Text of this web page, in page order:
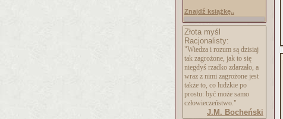
Znajdź książkę..
Złota myśl
Racjonalisty:
"Wiedza i rozum są dzisiaj
tak zagrożone, jak to się
niegdyś rzadko zdarzało, a
wraz z nimi zagrożone jest
także to, co ludzkie po
prostu: być może samo
człowieczeństwo."
J.M. Bocheński